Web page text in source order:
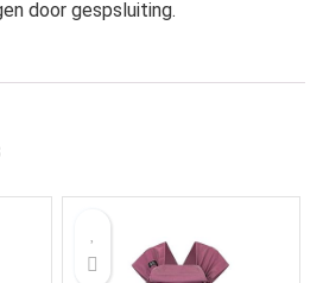
door gespsluiting.